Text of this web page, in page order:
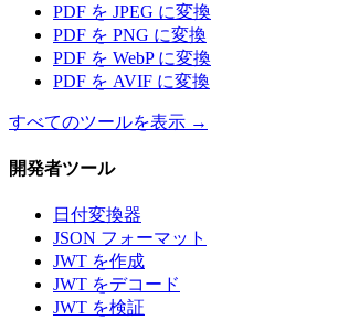
PDF を JPEG に変換
PDF を PNG に変換
PDF を WebP に変換
PDF を AVIF に変換
すべてのツールを表示 →
開発者ツール
日付変換器
JSON フォーマット
JWT を作成
JWT をデコード
JWT を検証